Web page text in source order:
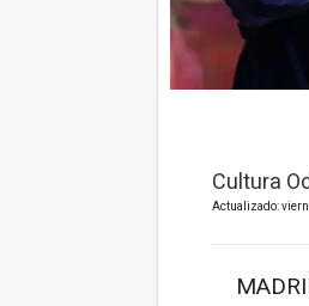
Cultura
Actualizado: